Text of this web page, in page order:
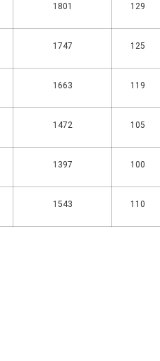
1801 129
1747 125
1663 119
1472 105
1397 100
1543 110